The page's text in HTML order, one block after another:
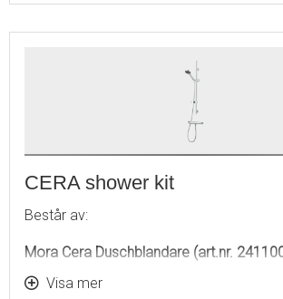
CERA shower kit
Består av:
Mora Cera Duschblandare (art.nr.
Säkerhetsspärr 38° och 42°
Visa mer